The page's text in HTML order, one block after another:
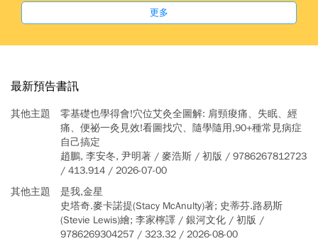
更多
最新預告書訊
其他主題
零基礎也學得會!穴位艾灸全圖解: 肩頸痠痛、失眠、經
痛、便祕一灸見效!看圖找穴、隨學隨用,90+種常見病症
自己搞定
趙鵬, 李安冬, 尹明著 / 麥浩斯 / 初版 / 9786267812723
/ 413.914 / 2026-07-00
其他主題
是我,金星
史塔奇.麥卡諾提(Stacy McAnulty)著; 史蒂芬.路易斯
(Stevie Lewis)繪; 李家檸譯 / 銀河文化 / 初版 /
9786269304257 / 323.32 / 2026-08-00